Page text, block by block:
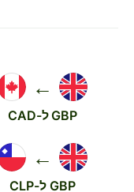
←
GBP ל-CAD
←
GBP ל-CLP